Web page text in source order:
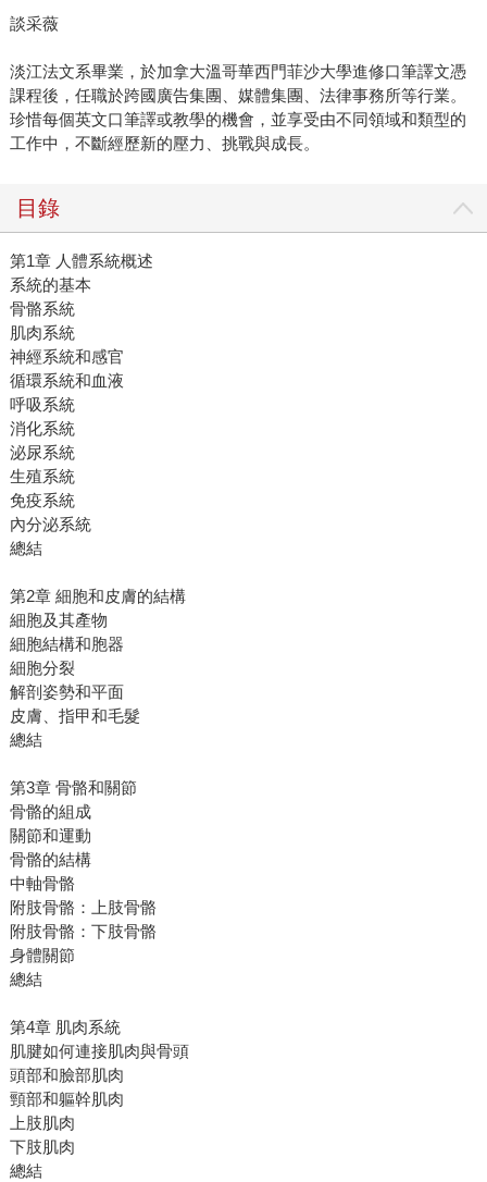
談采薇
淡江法文系畢業，於加拿大溫哥華西門菲沙大學進修口筆譯文憑
課程後，任職於跨國廣告集團、媒體集團、法律事務所等行業。
珍惜每個英文口筆譯或教學的機會，並享受由不同領域和類型的
工作中，不斷經歷新的壓力、挑戰與成長。
目錄
第1章 人體系統概述
系統的基本
骨骼系統
肌肉系統
神經系統和感官
循環系統和血液
呼吸系統
消化系統
泌尿系統
生殖系統
免疫系統
內分泌系統
總結
第2章 細胞和皮膚的結構
細胞及其產物
細胞結構和胞器
細胞分裂
解剖姿勢和平面
皮膚、指甲和毛髮
總結
第3章 骨骼和關節
骨骼的組成
關節和運動
骨骼的結構
中軸骨骼
附肢骨骼：上肢骨骼
附肢骨骼：下肢骨骼
身體關節
總結
第4章 肌肉系統
肌腱如何連接肌肉與骨頭
頭部和臉部肌肉
頸部和軀幹肌肉
上肢肌肉
下肢肌肉
總結